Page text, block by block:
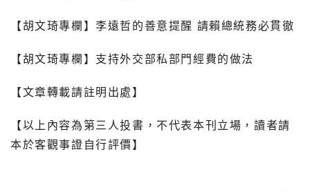
【胡文琦專欄】李遠哲的善意提醒 請賴總統務必貫徹
【胡文琦專欄】支持外交部私部門經費的做法
【文章轉載請註明出處】
【以上內容為第三人投書，不代表本刊立場，讀者請
本於客觀事證自行評價】